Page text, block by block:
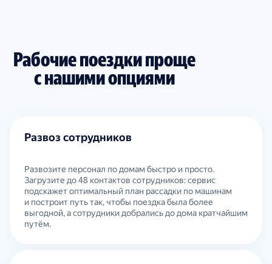
Рабочие поездки проще
с нашими опциями
Развоз сотрудников
Развозите персонал по домам быстро и просто.
Загрузите до 48 контактов сотрудников: сервис
подскажет оптимальный план рассадки по машинам
и построит путь так, чтобы поездка была более
выгодной, а сотрудники добрались до дома кратчайшим
путём.